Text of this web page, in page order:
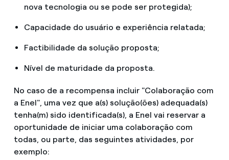
nova tecnologia ou se pode ser protegida);
Capacidade do usuário e experiência relatada;
Factibilidade da solução proposta;
Nível de maturidade da proposta.
No caso de a recompensa incluir "Colaboração com
a Enel", uma vez que a(s) solução(ões) adequada(s)
tenha(m) sido identificada(s), a Enel vai reservar a
oportunidade de iniciar uma colaboração com
todas, ou parte, das seguintes atividades, por
exemplo: